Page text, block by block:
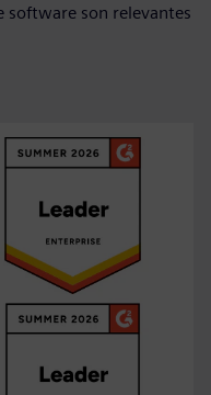
software son relevantes